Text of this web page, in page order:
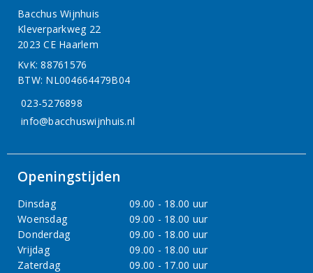
Bacchus Wijnhuis
Kleverparkweg 22
2023 CE Haarlem
KvK: 88761576
BTW: NL004664479B04
023-5276898
info@bacchuswijnhuis.nl
Openingstijden
Dinsdag
09.00 - 18.00 uur
Woensdag
09.00 - 18.00 uur
Donderdag
09.00 - 18.00 uur
Vrijdag
09.00 - 18.00 uur
Zaterdag
09.00 - 17.00 uur